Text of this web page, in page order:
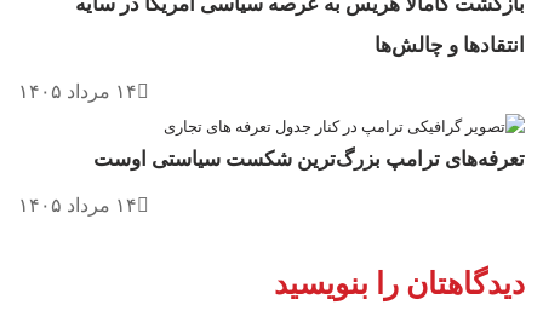
انتقادها و چالش‌ها
۱۴ مرداد ۱۴۰۵
تعرفه‌های ترامپ بزرگ‌ترین شکست سیاستی اوست
۱۴ مرداد ۱۴۰۵
دیدگاهتان را بنویسید